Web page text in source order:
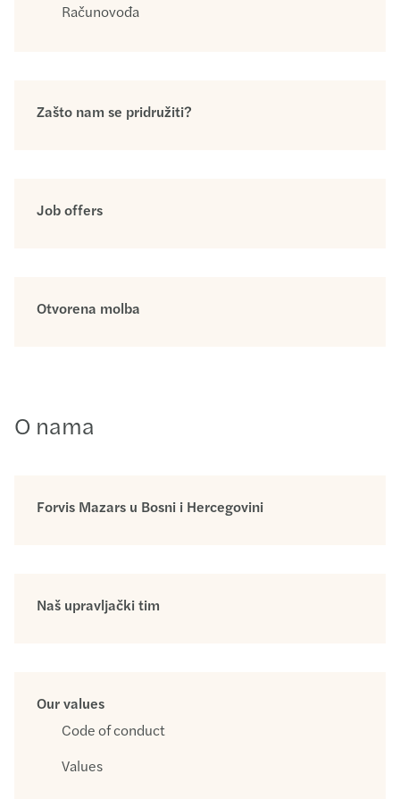
Računovođa
Zašto nam se pridružiti?
Job offers
Otvorena molba
O nama
Forvis Mazars u Bosni i Hercegovini
Naš upravljački tim
Our values
Code of conduct
Values